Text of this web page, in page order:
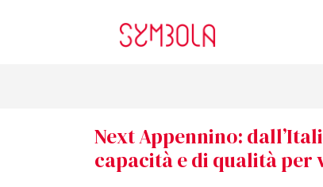
Next Appennino:
capacità e di qualità per